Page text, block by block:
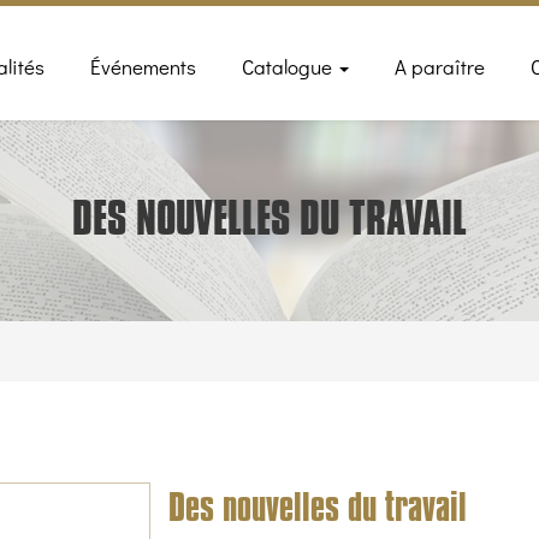
Événements Catalogue A paraître
DES NOUVELLES DU TRAVAIL
Des nouvelles du travail